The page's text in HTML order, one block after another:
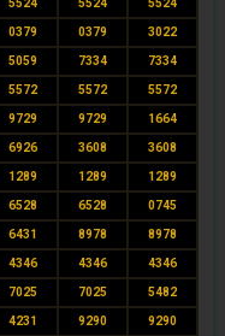
5524 5524 5524
0379 0379 3022
5059 7334 7334
5572 5572 5572
9729 9729 1664
6926 3608 3608
1289 1289 1289
6528 6528 0745
6431 8978 8978
4346 4346 4346
7025 7025 5482
4231 9290 9290